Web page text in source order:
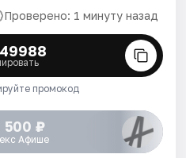
Проверено: 1 минуту назад
промокод
500 ₽
Афише